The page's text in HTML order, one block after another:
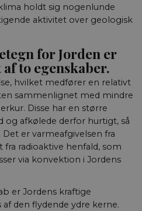
holdt sig nogenlunde
aktivitet over geologisk
for Jorden er
to egenskaber.
hvilket medfører en relativt
sammenlignet med mindre
Disse har en større
og afkølede derfor hurtigt, så
er varmeafgivelsen fra
radioaktive henfald, som
via konvektion i Jordens
er Jordens kraftige
den flydende ydre kerne.